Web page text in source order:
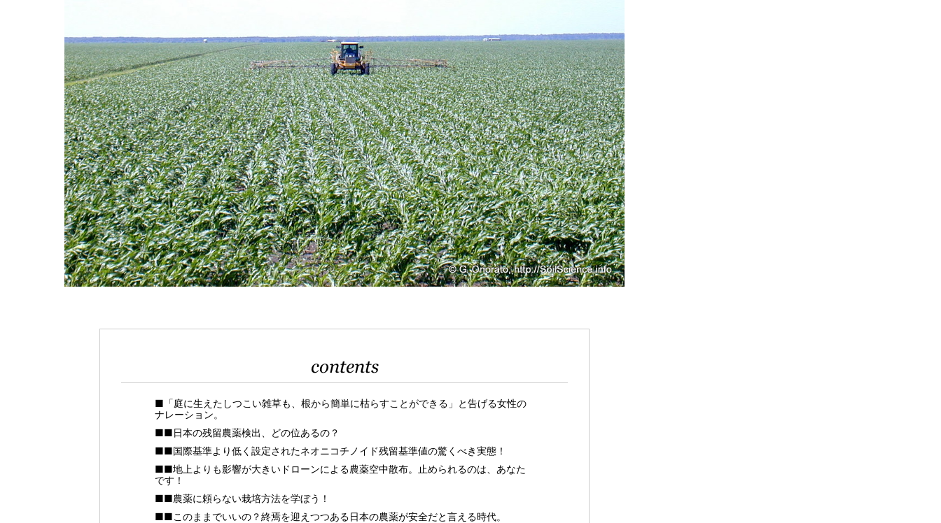
contents
■「庭に生えたしつこい雑草も、根から簡単に枯らすことができる」と告げる女性の
ナレーション。
■■日本の残留農薬検出、どの位あるの？
■■国際基準より低く設定されたネオニコチノイド残留基準値の驚くべき実態！
■■地上よりも影響が大きいドローンによる農薬空中散布。止められるのは、あなた
です！
■■農薬に頼らない栽培方法を学ぼう！
■■このままでいいの？終焉を迎えつつある日本の農薬が安全だと言える時代。